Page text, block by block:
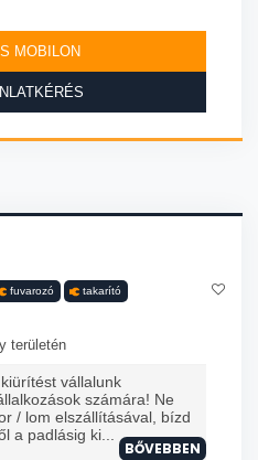
MOBILON
fuvarozó takarító
területén
vállalunk
számára! Ne
/ lom elszállításával, bízd
a padlásig ki...
BŐVEBBEN